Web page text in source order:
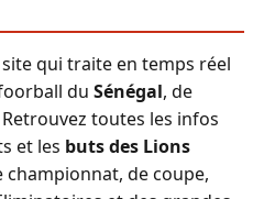
qui traite en temps réel
du Sénégal, de
toutes les infos
et les buts des Lions
championnat, de coupe,